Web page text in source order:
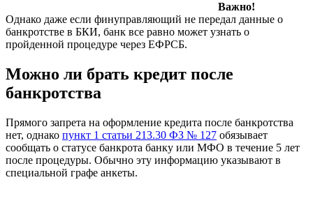
Важно!
Однако даже если финуправляющий не передал данные о
банкротстве в БКИ, банк все равно может узнать о
пройденной процедуре через ЕФРСБ.
Можно ли брать кредит после
банкротства
Прямого запрета на оформление кредита после банкротства
нет, однако пункт 1 статьи 213.30 ФЗ № 127 обязывает
сообщать о статусе банкрота банку или МФО в течение 5 лет
после процедуры. Обычно эту информацию указывают в
специальной графе анкеты.